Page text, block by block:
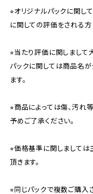
⭐︎オリジナルパックに関し
に関しての評価をされる方
⭐︎当たり評価に関しまして
パックに関しては商品名
ます。
⭐︎商品によっては傷、汚れ
予めご了承ください。
⭐︎価格基準に関しましては
頂きます。
⭐︎同じパックで複数ご購